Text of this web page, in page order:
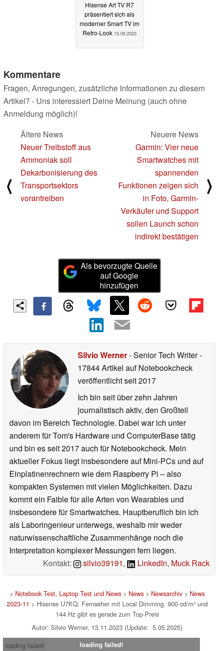
Hisense Art TV R7
präsentiert sich als
moderner Smart TV im
Retro-Look 15.09.2023
Kommentare
Fragen, Anregungen, zusätzliche Informationen zu diesem
Artikel? - Uns interessiert Deine Meinung (auch ohne
Anmeldung möglich)!
⟨
Ältere News
Neuer Treibstoff aus
Ammoniak soll
Dekarbonisierung des
Transportsektors
vorantreiben
Neuere News
Garmin: Vier neue
Smartwatches mit
spannenden
Funktionen zeigen sich
in Foto, Garmin-
Verkäufer und Support
sollen Launch schon
indirekt bestätigen
⟩
Als bevorzugte Quelle
auf Google
hinzufügen
Silvio Werner- Senior Tech Writer-
17844 Artikel auf Notebookcheck
veröffentlichtseit 2017
Ich bin seit über zehn Jahren
journalistisch aktiv, den Großteil
davon im Bereich Technologie. Dabei war ich unter
anderem für Tom's Hardware und ComputerBase tätig
und bin es seit 2017 auch für Notebookcheck. Mein
aktueller Fokus liegt insbesondere auf Mini-PCs und auf
Einplatinenrechnern wie dem Raspberry Pi – also
kompakten Systemen mit vielen Möglichkeiten. Dazu
kommt ein Faible für alle Arten von Wearables und
insbesondere für Smartwatches. Hauptberuflich bin ich
als Laboringenieur unterwegs, weshalb mir weder
naturwissenschaftliche Zusammenhänge noch die
Interpretation komplexer Messungen fern liegen.
Kontakt:
silvio39191, LinkedIn, Muck Rack
> Notebook Test, Laptop Test und News> News> Newsarchiv> News
2023-11 > Hisense U7KQ: Fernseher mit Local Dimming, 900 cd/m² und
144 Hz gibt es gerade zum Top-Preis
Autor: Silvio Werner, 13.11.2023 (Update: 5.05.2025)
loading failed!
loading failed!